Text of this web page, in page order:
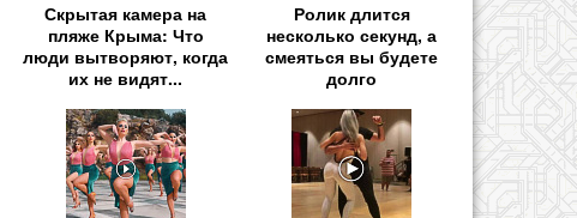
Скрытая камера на
пляже Крыма: Что
люди вытворяют, когда
их не видят...
Ролик длится
несколько секунд, а
смеяться вы будете
долго